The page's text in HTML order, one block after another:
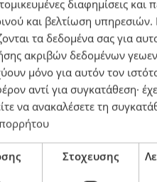
στο διάστημα και
διαφημίσεις
και βελτίωση υπηρεσιών.
τα δεδομένα σας για
ακριβών δεδομένων
μόνο για αυτόν τον
αντί για συγκατάθεση·
να ανακαλέσετε τη
Στοχευσης